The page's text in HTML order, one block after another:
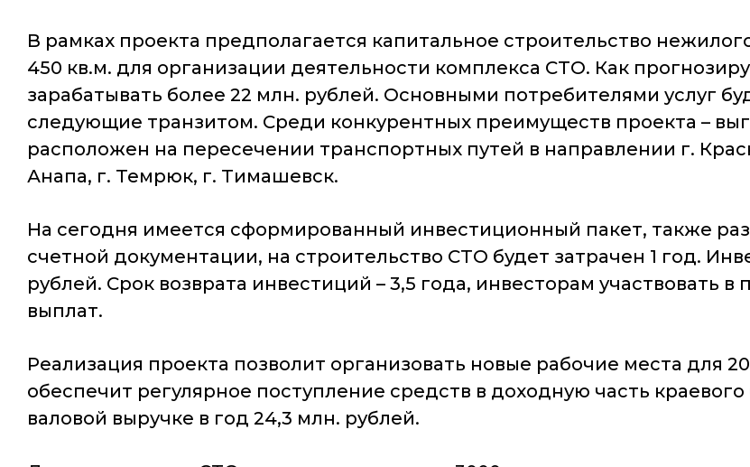
В рамках проекта предполагается капитальное строительство
450 кв.м. для организации деятельности комплекса СТО. Как
зарабатывать более 22 млн. рублей. Основными потребителями услуг
следующие транзитом. Среди конкурентных преимуществ проекта –
расположен на пересечении транспортных путей в направлении г.
Анапа, г. Темрюк, г. Тимашевск.
На сегодня имеется сформированный инвестиционный пакет, также
счетной документации, на строительство СТО будет затрачен 1 год.
рублей. Срок возврата инвестиций – 3,5 года, инвесторам участвовать
выплат.
Реализация проекта позволит организовать новые рабочие места для
обеспечит регулярное поступление средств в доходную часть
валовой выручке в год 24,3 млн. рублей.